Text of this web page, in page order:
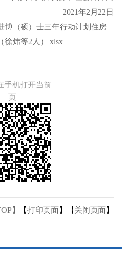
2021年2月22日
博（硕）士三年行动计划住房
徐炜等2人）.xlsx
手机打开当前
页
】 【打印页面】【 关闭页面】